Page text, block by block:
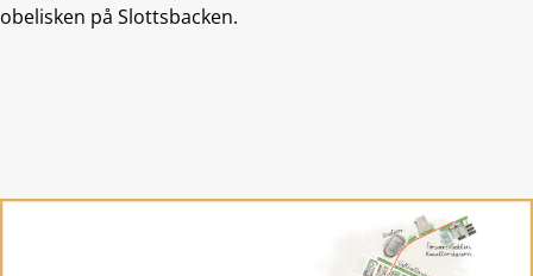
obelisken på Slottsbacken.